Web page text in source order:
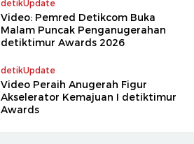
detikUpdate
Video: Pemred Detikcom Buka
Malam Puncak Penganugerahan
detiktimur Awards 2026
detikUpdate
Video Peraih Anugerah Figur
Akselerator Kemajuan I detiktimur
Awards